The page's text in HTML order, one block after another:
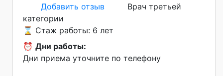
Добавить отзыв
Врач третьей
категории
⌛ Стаж работы: 6 лет
⏰ Дни работы:
Дни приема уточните по телефону